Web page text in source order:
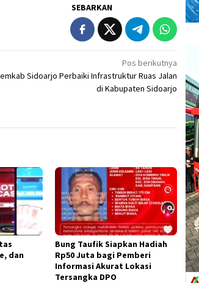
SEBARKAN
Pos berikutnya
Sidoarjo Perbaiki Infrastruktur Ruas Jalan
di Kabupaten Sidoarjo
dan
Bung Taufik Siapkan Hadiah
Rp50 Juta bagi Pemberi
Informasi Akurat Lokasi
Tersangka DPO